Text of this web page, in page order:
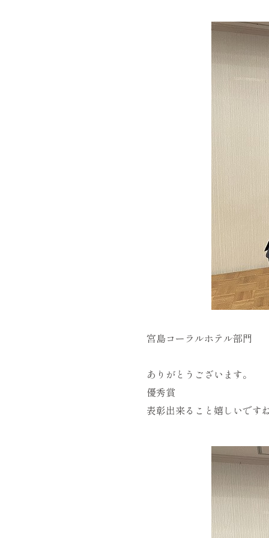
宮島コーラルホテル部門
ありがとうございます。
優秀賞
表彰出来ること嬉しいです